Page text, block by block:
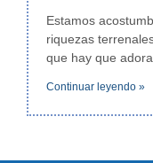
Estamos
riquezas
que hay que
Continuar leyendo »